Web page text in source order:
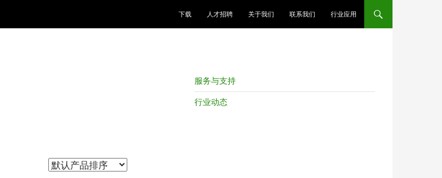
下载
人才招聘 关于我们 联系我们 行业应用
服务与支持
行业动态